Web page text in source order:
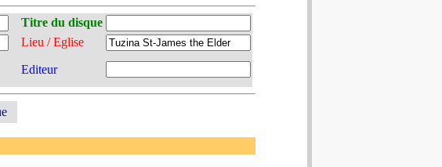
Titre du disque
Lieu / Eglise
Editeur